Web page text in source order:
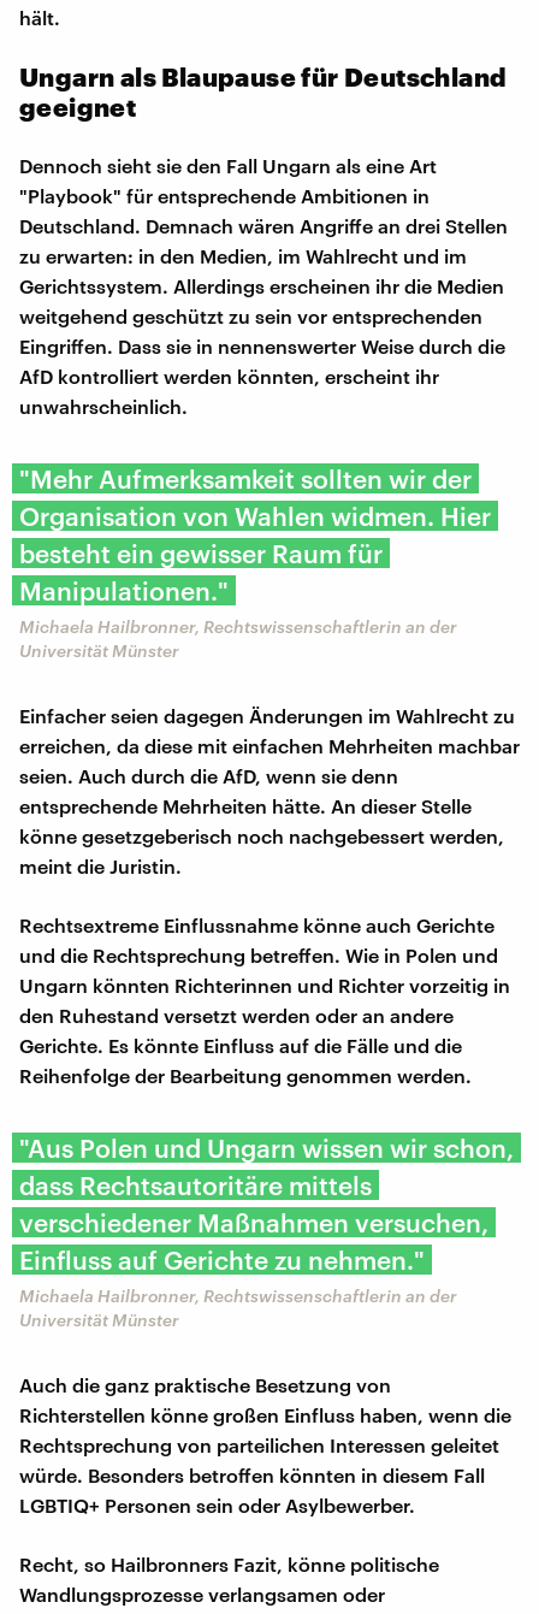
hält.
Ungarn als Blaupause für Deutschland
geeignet
Dennoch sieht sie den Fall Ungarn als eine Art
"Playbook" für entsprechende Ambitionen in
Deutschland. Demnach wären Angriffe an drei Stellen
zu erwarten: in den Medien, im Wahlrecht und im
Gerichtssystem. Allerdings erscheinen ihr die Medien
weitgehend geschützt zu sein vor entsprechenden
Eingriffen. Dass sie in nennenswerter Weise durch die
AfD kontrolliert werden könnten, erscheint ihr
unwahrscheinlich.
"Mehr Aufmerksamkeit sollten wir der
Organisation von Wahlen widmen. Hier
besteht ein gewisser Raum für
Manipulationen."
Michaela Hailbronner, Rechtswissenschaftlerin an der
Universität Münster
Einfacher seien dagegen Änderungen im Wahlrecht zu
erreichen, da diese mit einfachen Mehrheiten machbar
seien. Auch durch die AfD, wenn sie denn
entsprechende Mehrheiten hätte. An dieser Stelle
könne gesetzgeberisch noch nachgebessert werden,
meint die Juristin.
Rechtsextreme Einflussnahme könne auch Gerichte
und die Rechtsprechung betreffen. Wie in Polen und
Ungarn könnten Richterinnen und Richter vorzeitig in
den Ruhestand versetzt werden oder an andere
Gerichte. Es könnte Einfluss auf die Fälle und die
Reihenfolge der Bearbeitung genommen werden.
"Aus Polen und Ungarn wissen wir schon,
dass Rechtsautoritäre mittels
verschiedener Maßnahmen versuchen,
Einfluss auf Gerichte zu nehmen."
Michaela Hailbronner, Rechtswissenschaftlerin an der
Universität Münster
Auch die ganz praktische Besetzung von
Richterstellen könne großen Einfluss haben, wenn die
Rechtsprechung von parteilichen Interessen geleitet
würde. Besonders betroffen könnten in diesem Fall
LGBTIQ+ Personen sein oder Asylbewerber.
Recht, so Hailbronners Fazit, könne politische
Wandlungsprozesse verlangsamen oder